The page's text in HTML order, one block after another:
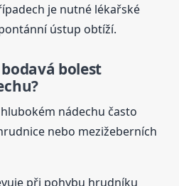
je nutné lékařské
ústup obtíží.
bolest
nádechu často
nebo mezižeberních
při pohybu hrudníku